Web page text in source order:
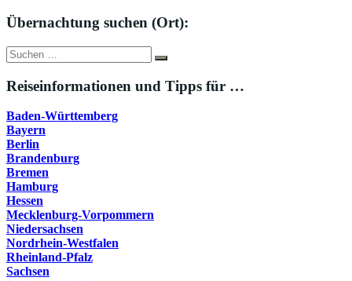
Übernachtung suchen (Ort):
Suche
nach:
Suchen
Reiseinformationen und Tipps für …
Baden-Württemberg
Bayern
Berlin
Brandenburg
Bremen
Hamburg
Hessen
Mecklenburg-Vorpommern
Niedersachsen
Nordrhein-Westfalen
Rheinland-Pfalz
Sachsen